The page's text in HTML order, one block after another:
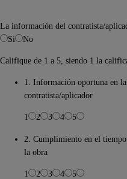
La información del contratista/
Si
No
Califique de 1 a 5, siendo 1 la
1. Información oportuna en
contratista/aplicador
1 2 3 4 5
2. Cumplimiento en el
la obra
1 2 3 4 5